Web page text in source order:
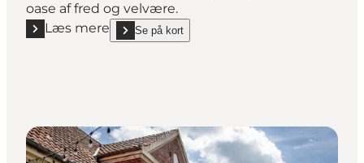
oase af fred og velvære.
Læs mere
Læs mere "Vejrø Resort"
Se på kort
show Vejrø Resort on_map